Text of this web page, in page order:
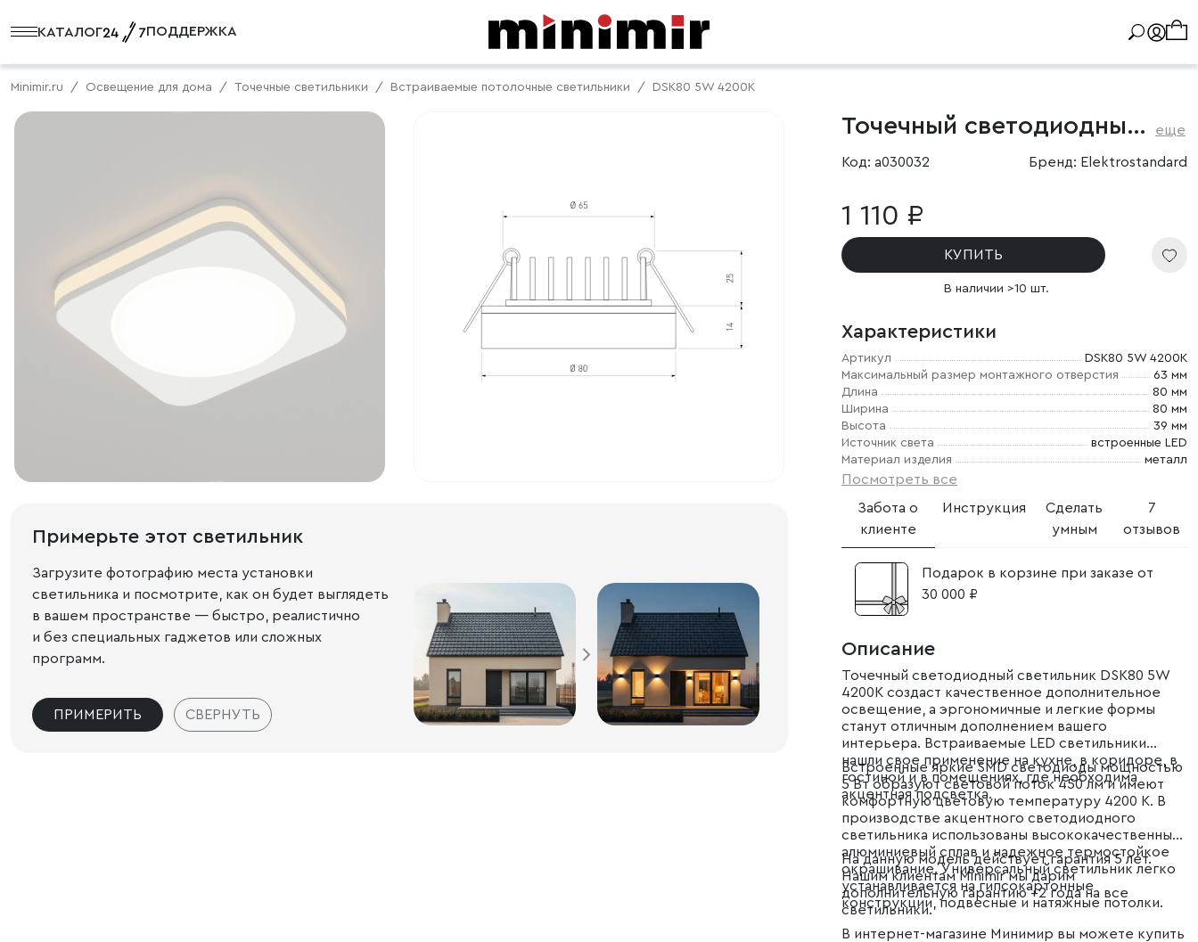
КАТАЛОГ ПОДДЕРЖКА
Minimir.ru Освещение для дома Точечные светильники Встраиваемые потолочные светильники DSK80 5W 4200K
Примерьте этот светильник
Загрузите фотографию места установки
светильника и посмотрите, как он будет выглядеть
в вашем пространстве — быстро, реалистично
и без специальных гаджетов или сложных
программ.
ПРИМЕРИТЬ СВЕРНУТЬ
Точечный светодиодный светильник еще
Код: a030032 Бренд: Elektrostandard
1 110 ₽
КУПИТЬ
В наличии >10 шт.
Характеристики
Артикул
DSK80 5W 4200K
Максимальный размер монтажного отверстия
63 мм
Длина
80 мм
Ширина
80 мм
Высота
39 мм
Источник света
встроенные LED
Материал изделия
металл
Посмотреть все
Забота о
клиенте
Инструкция
Сделать
умным
7
отзывов
Подарок в корзине при заказе от
30 000 ₽
Описание
Точечный светодиодный светильник DSK80 5W
4200K создаст качественное дополнительное
освещение, а эргономичные и легкие формы
станут отличным дополнением вашего
интерьера. Встраиваемые LED светильники
нашли свое применение на кухне, в коридоре, в
гостиной и в помещениях, где необходима
акцентная подсветка.
Встроенные яркие SMD светодиоды мощностью
5 Вт образуют световой поток 450 лм и имеют
комфортную цветовую температуру 4200 К. В
производстве акцентного светодиодного
светильника использованы высококачественный
алюминиевый сплав и надежное термостойкое
окрашивание. Универсальный светильник легко
устанавливается на гипсокартонные
конструкции, подвесные и натяжные потолки.
На данную модель действует гарантия 5 лет.
Нашим клиентам Minimir мы дарим
дополнительную гарантию +2 года на все
светильники.
В интернет-магазине Минимир вы можете купить